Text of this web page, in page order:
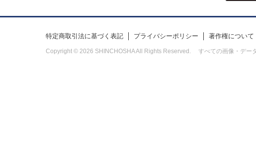
特定商取引法に基づく表記 プライバシーポリシー 著作権について
Copyright © 2026 SHINCHOSHA All Rights Reserved. すべての画像・デー